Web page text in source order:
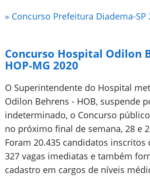
» Concurso Prefeitura Diadema-SP
Concurso Hospital Odilon
HOP-MG 2020
O Superintendente do Hospital
Odilon Behrens - HOB, suspende
indeterminado, o Concurso
no próximo final de semana, 28 e
Foram 20.435 candidatos inscritos
327 vagas imediatas e também
cadastro em cargos de níveis